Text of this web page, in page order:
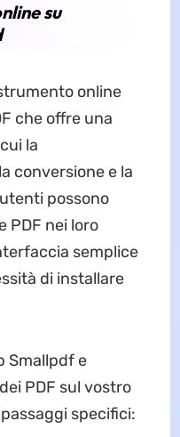
su
online
che offre una
la
conversione e la
possono
PDF nei loro
semplice
di installare
Smallpdf e
PDF sul vostro
specifici: